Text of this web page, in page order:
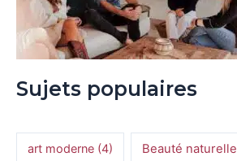
Sujets populaires
art moderne (4) Beauté naturelle